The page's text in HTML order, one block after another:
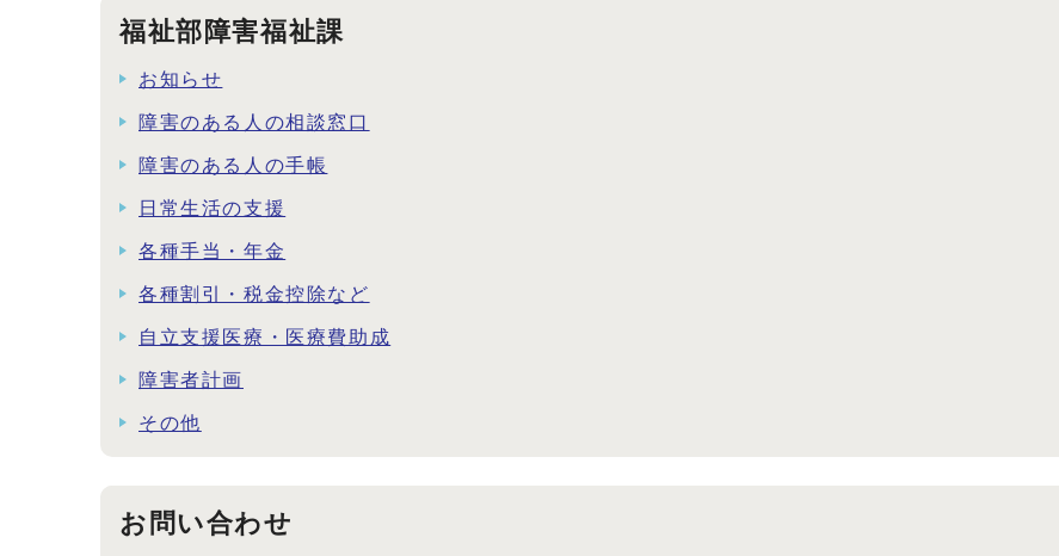
福祉部障害福祉課
お知らせ
障害のある人の相談窓口
障害のある人の手帳
日常生活の支援
各種手当・年金
各種割引・税金控除など
自立支援医療・医療費助成
障害者計画
その他
お問い合わせ